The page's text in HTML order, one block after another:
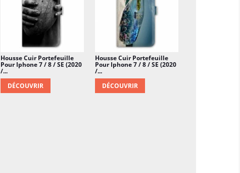
Housse Cuir Portefeuille
Pour Iphone 7 / 8 / SE (2020
/...
DÉCOUVRIR
Housse Cuir Portefeuille
Pour Iphone 7 / 8 / SE (2020
/...
DÉCOUVRIR